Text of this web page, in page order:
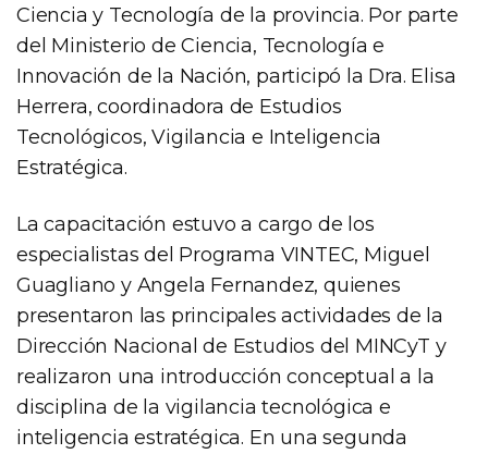
Ciencia y Tecnología de la provincia. Por parte
del Ministerio de Ciencia, Tecnología e
Innovación de la Nación, participó la Dra. Elisa
Herrera, coordinadora de Estudios
Tecnológicos, Vigilancia e Inteligencia
Estratégica.
La capacitación estuvo a cargo de los
especialistas del Programa VINTEC, Miguel
Guagliano y Angela Fernandez, quienes
presentaron las principales actividades de la
Dirección Nacional de Estudios del MINCyT y
realizaron una introducción conceptual a la
disciplina de la vigilancia tecnológica e
inteligencia estratégica. En una segunda